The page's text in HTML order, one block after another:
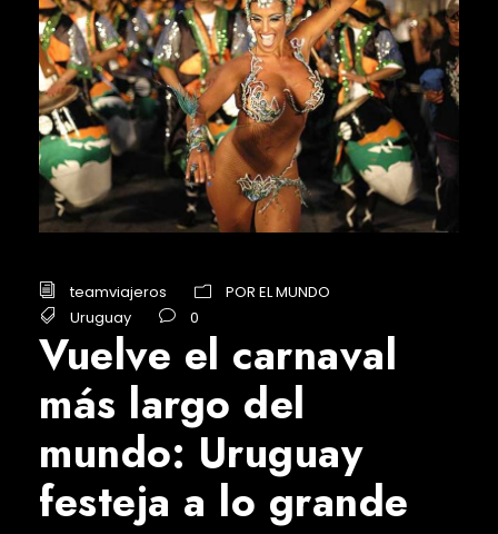
teamviajeros
POR EL MUNDO
Uruguay
0
Vuelve el carnaval
más largo del
mundo: Uruguay
festeja a lo grande